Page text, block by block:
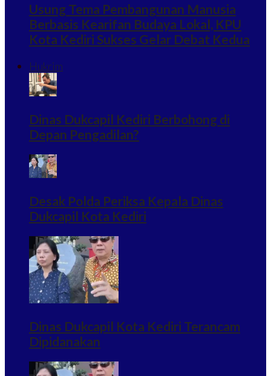
Usung Tema Pembangunan Manusia
Berbasis Kearifan Budaya Lokal, KPU
Kota Kediri Sukses Gelar Debat Kedua
Hukrim
Dinas Dukcapil Kediri Berbohong di
Depan Pengadilan?
Desak Polda Periksa Kepala Dinas
Dukcapil Kota Kediri
Dinas Dukcapil Kota Kediri Terancam
Dipidanakan